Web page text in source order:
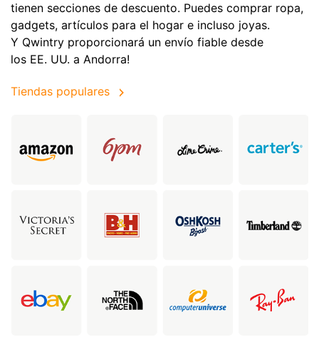
tienen secciones de descuento. Puedes comprar ropa,
gadgets, artículos para el hogar e incluso joyas.
Y Qwintry proporcionará un envío fiable desde
los EE. UU. a Andorra!
Tiendas populares